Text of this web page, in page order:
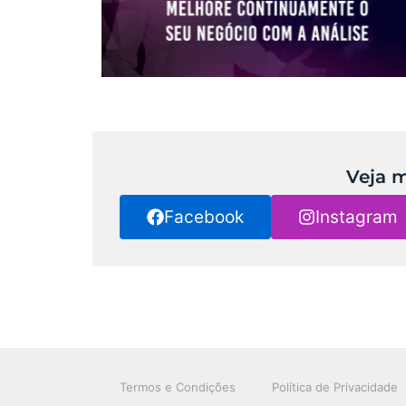
Veja
Facebook Instagram
Termos e Condições Política de Privacidade